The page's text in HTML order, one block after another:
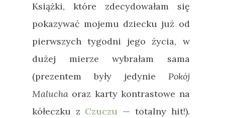
Książki, które zdecydowałam się
pokazywać mojemu dziecku już od
pierwszych tygodni jego życia, w
dużej mierze wybrałam sama
(prezentem były jedynie Pokój
Malucha oraz karty kontrastowe na
kółeczku z Czuczu — totalny hit!).